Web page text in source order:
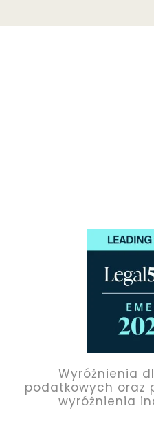
Wyróżnienia
podatkowych oraz
wyróżnienia